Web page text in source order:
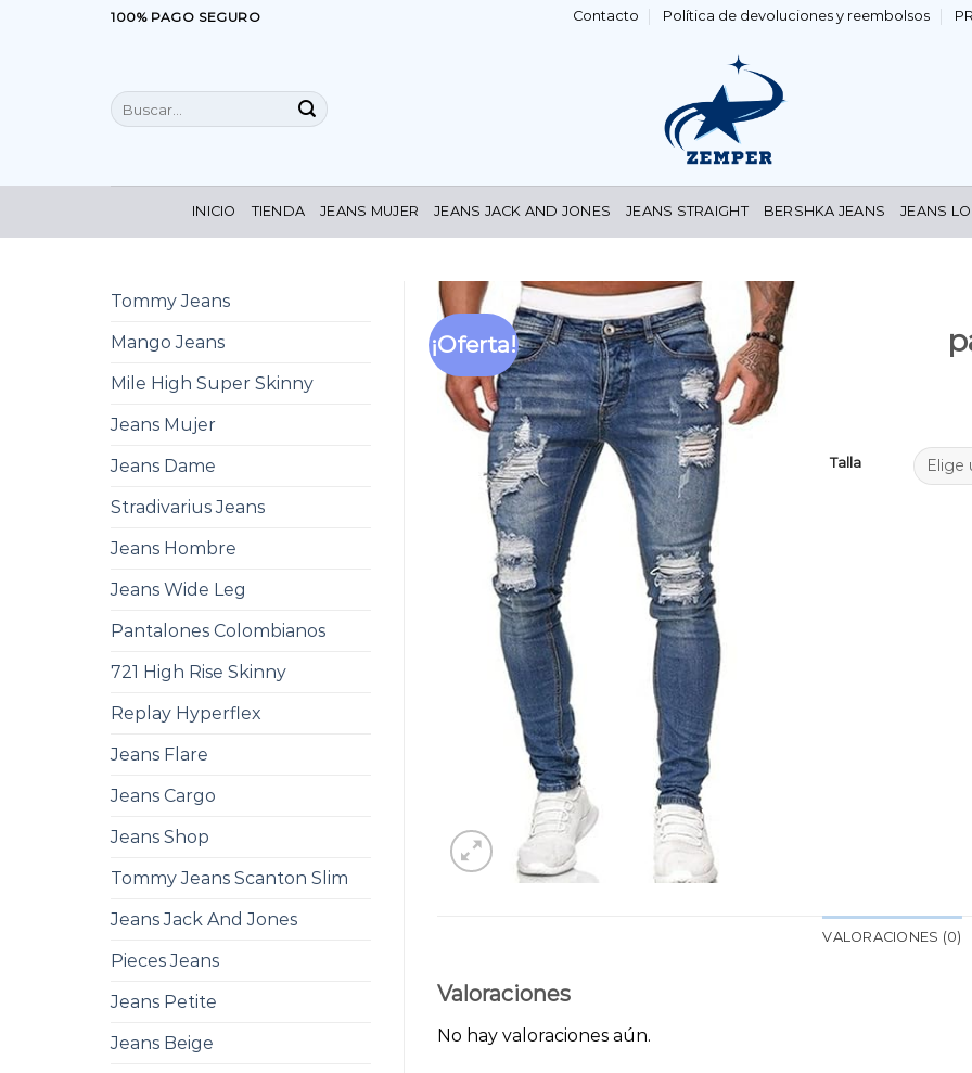
100% PAGO SEGURO Contacto Política de devoluciones y reembolsos
Buscar
por:
INICIO TIENDA JEANS MUJER JEANS JACK AND JONES JEANS STRAIGHT BERSHKA JEANS JEANS
Tommy Jeans
Mango Jeans
Mile High Super Skinny
Jeans Mujer
Jeans Dame
Stradivarius Jeans
Jeans Hombre
Jeans Wide Leg
Pantalones Colombianos
721 High Rise Skinny
Replay Hyperflex
Jeans Flare
Jeans Cargo
Jeans Shop
Tommy Jeans Scanton Slim
Jeans Jack And Jones
Pieces Jeans
Jeans Petite
Jeans Beige
¡Oferta!
Añadir
a la
lista de
deseos
Talla
VALORACIONES (0)
Valoraciones
No hay valoraciones aún.